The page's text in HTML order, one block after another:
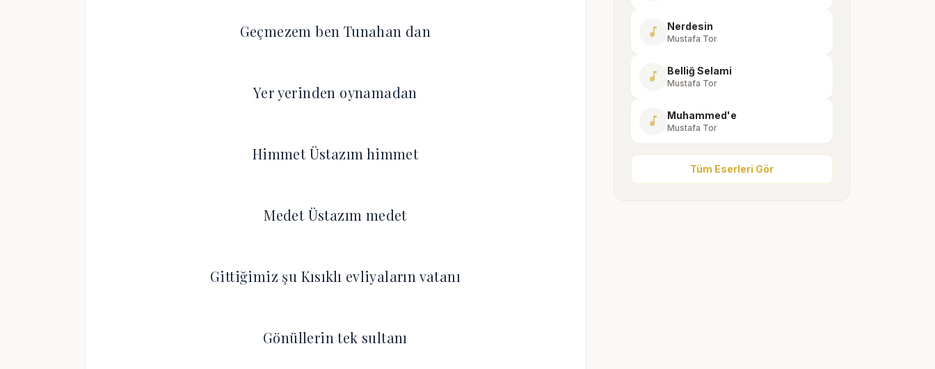
Geçmezem ben Tunahan dan
Yer yerinden oynamadan
Himmet Üstazım himmet
Medet Üstazım medet
Gittiğimiz şu Kısıklı evliyaların vatanı
Gönüllerin tek sultanı
music_note Nerdesin
Mustafa Tor
music_note Belliğ Selami
Mustafa Tor
music_note Muhammed'e
Mustafa Tor
Tüm Eserleri Gör